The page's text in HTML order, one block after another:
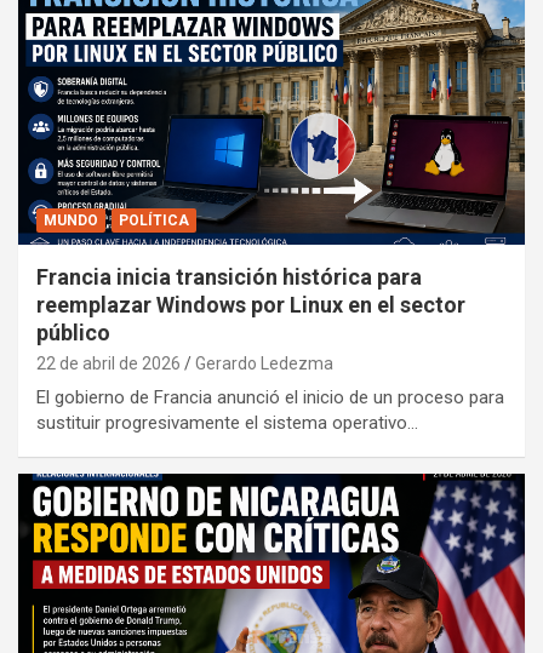
MUNDO POLÍTICA
Francia inicia transición histórica para
reemplazar Windows por Linux en el sector
público
22 de abril de 2026 Gerardo Ledezma
El gobierno de Francia anunció el inicio de un proceso para
sustituir progresivamente el sistema operativo…